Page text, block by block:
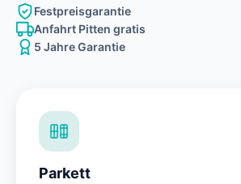
Festpreisgarantie
Anfahrt Pitten gratis
5 Jahre Garantie
Parkett